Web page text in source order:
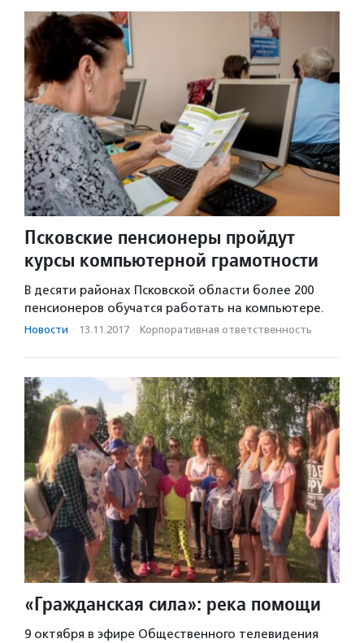
Псковские пенсионеры пройдут
курсы компьютерной грамотности
В десяти районах Псковской области более 200
пенсионеров обучатся работать на компьютере.
Новости · 13.11.2017 · Корпоративная ответственность
«Гражданская сила»: река помощи
9 октября в эфире Общественного телевидения